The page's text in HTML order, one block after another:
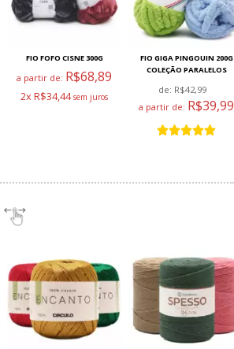
FIO FOFO CISNE 300G
a partir de: R$68,89
2x R$34,44
FIO GIGA PINGOUIN 200G
COLEÇÃO PARALELOS
de: R$42,99
a partir de: R$39,99